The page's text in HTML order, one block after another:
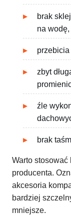
brak
na wodę,
zbyt
źle
brak
Warto stosować
producenta.
akcesoria
bardziej
mniejsze.